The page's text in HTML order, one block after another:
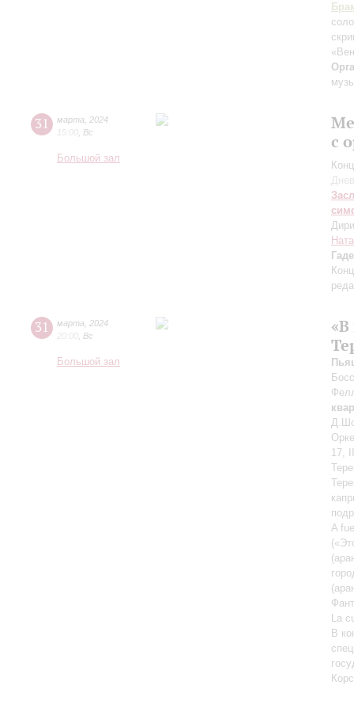
31 марта
2024
15:00 Вс
Большой зал
с
Гаде
31 марта
2024
20:00 Вс
Большой зал
«В
17,
A
La
В